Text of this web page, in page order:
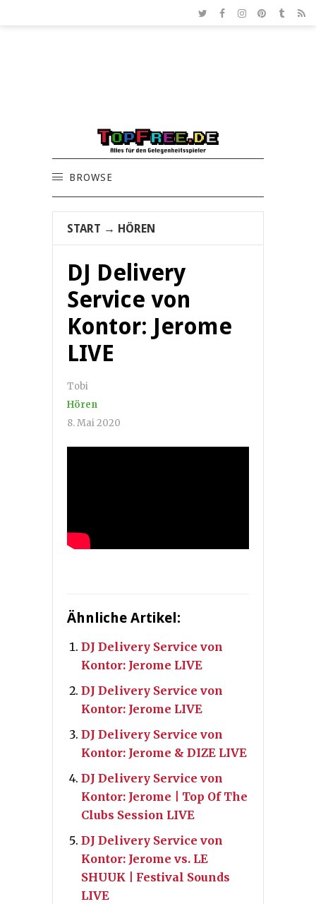
BROWSE
START → HÖREN
DJ Delivery
Service von
Kontor: Jerome
LIVE
Tobi
Hören
8. Mai 2020
Ähnliche Artikel:
DJ Delivery Service von
Kontor: Jerome LIVE
DJ Delivery Service von
Kontor: Jerome LIVE
DJ Delivery Service von
Kontor: Jerome & DIZE LIVE
DJ Delivery Service von
Kontor: Jerome | Top Of The
Clubs Session LIVE
DJ Delivery Service von
Kontor: Jerome vs. LE
SHUUK | Festival Sounds
LIVE